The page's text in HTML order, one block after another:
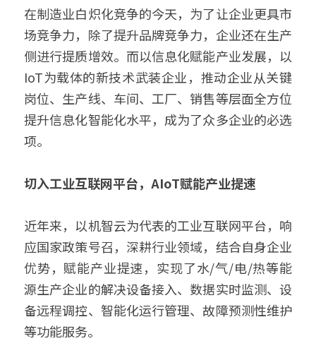
取暖器智能化解决方案
加湿器智能化解决方案
水族灯智能化解决方案
鱼缸水泵智能化解决方案
变频器智能化解决方案
无人自助设备解决方案
IoT新能源
IoT新零售
关于我们
开发者中心
申请开发板
搜索
English
在制造业白炽化竞争的今天，为了让企业更具市
场竞争力，除了提升品牌竞争力，企业还在生产
侧进行提质增效。而以信息化赋能产业发展，以
IoT为载体的新技术武装企业，推动企业从关键
岗位、生产线、车间、工厂、销售等层面全方位
提升信息化智能化水平，成为了众多企业的必选
项。
切入工业互联网平台，AIoT赋能产业提速
近年来，以机智云为代表的工业互联网平台，响
应国家政策号召，深耕行业领域，结合自身企业
优势，赋能产业提速，实现了水/气/电/热等能
源生产企业的解决设备接入、数据实时监测、设
备远程调控、智能化运行管理、故障预测性维护
等功能服务。